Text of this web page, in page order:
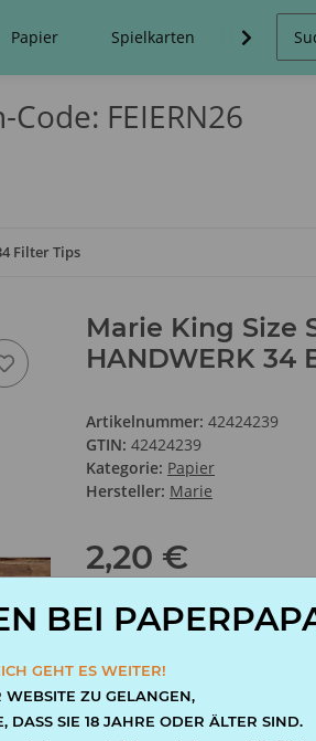
Papier Spielkarten
FEIERN26
Filter Tips
Marie King Size
HANDWERK 34
Artikelnummer: 42424239
GTIN: 42424239
Kategorie: Papier
Hersteller: Marie
2,20 €
inkl. 20% USt. , zzgl.Versand
10
BEI
GEHT ES WEITER!
WEBSITE ZU GELANGEN,
DASS SIE 18 JAHRE ODER ÄLTER SIND.